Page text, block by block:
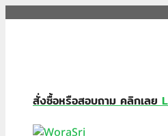
สั่งซื้อหรือสอบถาม คลิกเลย